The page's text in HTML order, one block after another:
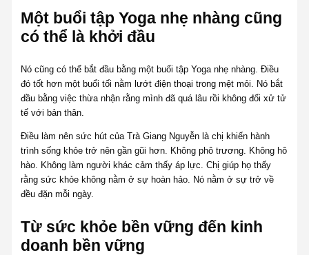
Một buổi tập Yoga nhẹ nhàng cũng
có thể là khởi đầu
Nó cũng có thể bắt đầu bằng một buổi tập Yoga nhẹ nhàng. Điều
đó tốt hơn một buổi tối nằm lướt điện thoại trong mệt mỏi. Nó bắt
đầu bằng việc thừa nhận rằng mình đã quá lâu rồi không đối xử tử
tế với bản thân.
Điều làm nên sức hút của Trà Giang Nguyễn là chị khiến hành
trình sống khỏe trở nên gần gũi hơn. Không phô trương. Không hô
hào. Không làm người khác cảm thấy áp lực. Chị giúp họ thấy
rằng sức khỏe không nằm ở sự hoàn hảo. Nó nằm ở sự trở về
đều đặn mỗi ngày.
Từ sức khỏe bền vững đến kinh
doanh bền vững